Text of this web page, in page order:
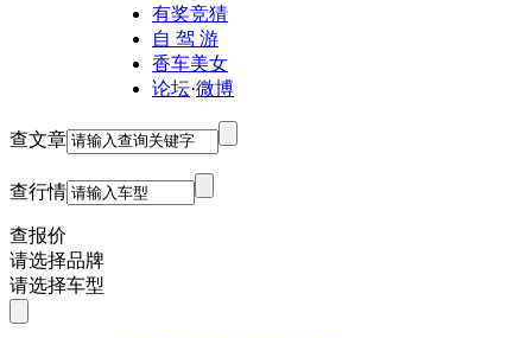
有奖竞猜
自 驾 游
香车美女
论坛·微博
查文章
查行情
查报价
请选择品牌
请选择车型